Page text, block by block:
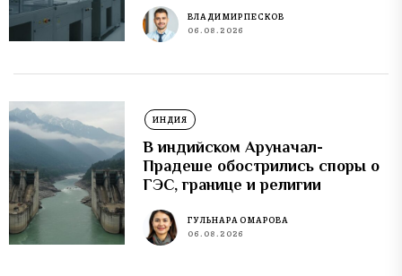
ВЛАДИМИР ПЕСКОВ
06.08.2026
ИНДИЯ
В индийском Аруначал-
Прадеше обострились споры о
ГЭС, границе и религии
ГУЛЬНАРА ОМАРОВА
06.08.2026